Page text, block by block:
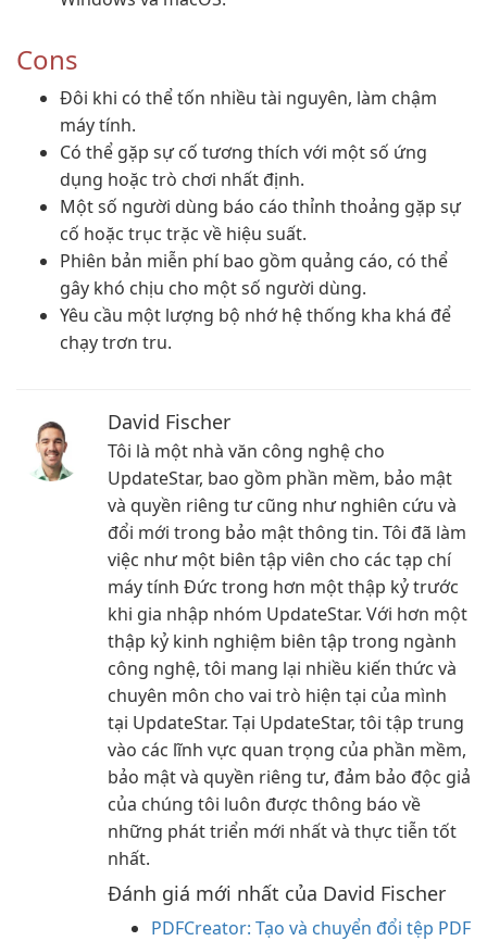
Cons
Đôi khi có thể tốn nhiều tài nguyên, làm chậm
máy tính.
Có thể gặp sự cố tương thích với một số ứng
dụng hoặc trò chơi nhất định.
Một số người dùng báo cáo thỉnh thoảng gặp sự
cố hoặc trục trặc về hiệu suất.
Phiên bản miễn phí bao gồm quảng cáo, có thể
gây khó chịu cho một số người dùng.
Yêu cầu một lượng bộ nhớ hệ thống kha khá để
chạy trơn tru.
David Fischer
Tôi là một nhà văn công nghệ cho
UpdateStar, bao gồm phần mềm, bảo mật
và quyền riêng tư cũng như nghiên cứu và
đổi mới trong bảo mật thông tin. Tôi đã làm
việc như một biên tập viên cho các tạp chí
máy tính Đức trong hơn một thập kỷ trước
khi gia nhập nhóm UpdateStar. Với hơn một
thập kỷ kinh nghiệm biên tập trong ngành
công nghệ, tôi mang lại nhiều kiến thức và
chuyên môn cho vai trò hiện tại của mình
tại UpdateStar. Tại UpdateStar, tôi tập trung
vào các lĩnh vực quan trọng của phần mềm,
bảo mật và quyền riêng tư, đảm bảo độc giả
của chúng tôi luôn được thông báo về
những phát triển mới nhất và thực tiễn tốt
nhất.
Đánh giá mới nhất của David Fischer
PDFCreator: Tạo và chuyển đổi tệp PDF